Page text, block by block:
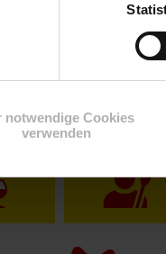
notwendige Cookies
verwenden
Rezeptwelt